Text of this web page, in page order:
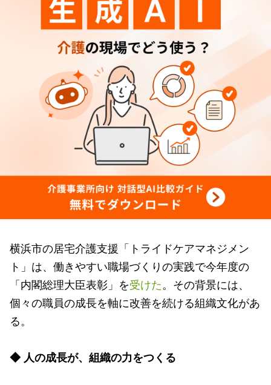
横浜市の居宅介護支援「トライドケアマネジメン
ト」は、働きやすい職場づくりの実践で今年度の
「内閣総理大臣表彰」を受けた。その背景には、
個々の職員の成長を軸に改善を続ける組織文化があ
る。
◆ 人の成長が、組織の力をつくる